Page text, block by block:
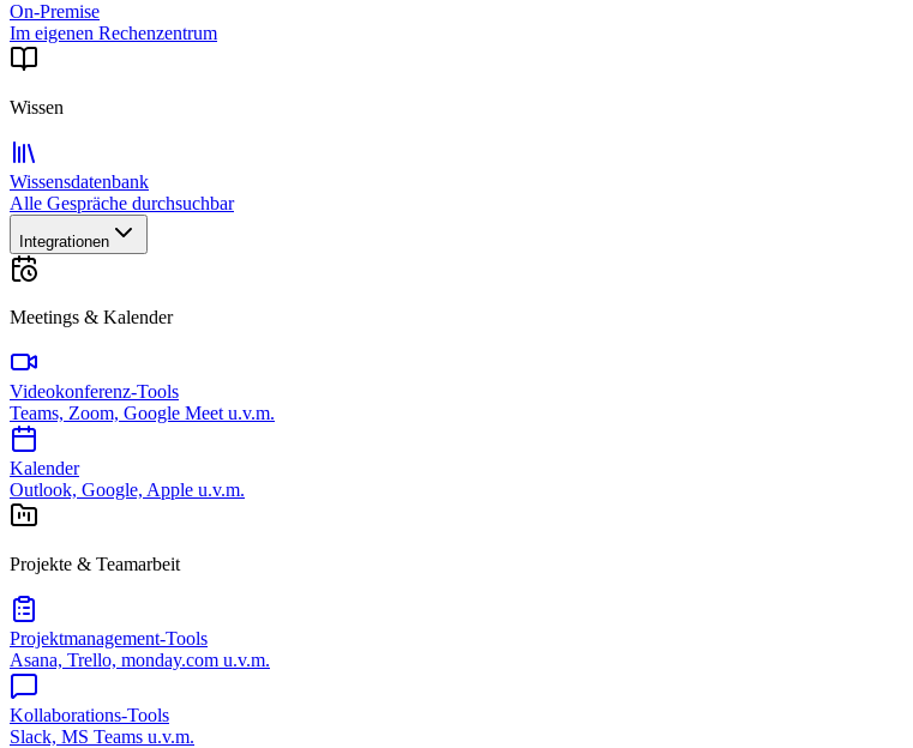
On-Premise
Im eigenen Rechenzentrum
Wissen
Wissensdatenbank
Alle Gespräche durchsuchbar
Integrationen
Meetings & Kalender
Videokonferenz-Tools
Teams, Zoom, Google Meet u.v.m.
Kalender
Outlook, Google, Apple u.v.m.
Projekte & Teamarbeit
Projektmanagement-Tools
Asana, Trello, monday.com u.v.m.
Kollaborations-Tools
Slack, MS Teams u.v.m.